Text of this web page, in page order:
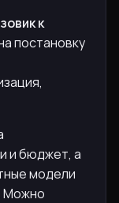
к
постановку
и бюджет, а
модели
Можно